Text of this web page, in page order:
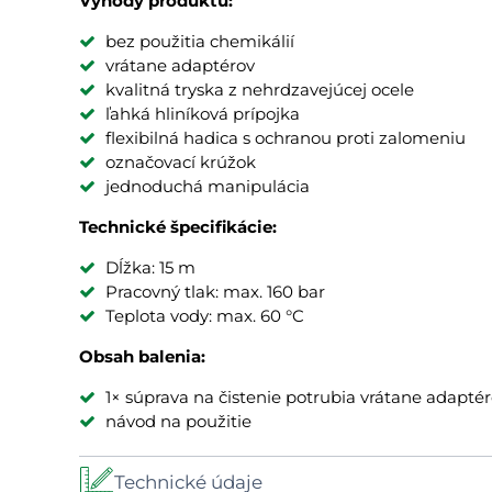
bez použitia chemikálií
vrátane adaptérov
kvalitná tryska z nehrdzavejúcej ocele
ľahká hliníková prípojka
flexibilná hadica s ochranou proti zalomeniu
označovací krúžok
jednoduchá manipulácia
Technické špecifikácie:
Dĺžka: 15 m
Pracovný tlak: max. 160 bar
Teplota vody: max. 60 °C
Obsah balenia:
1× súprava na čistenie potrubia vrátane
návod na použitie
Technické údaje